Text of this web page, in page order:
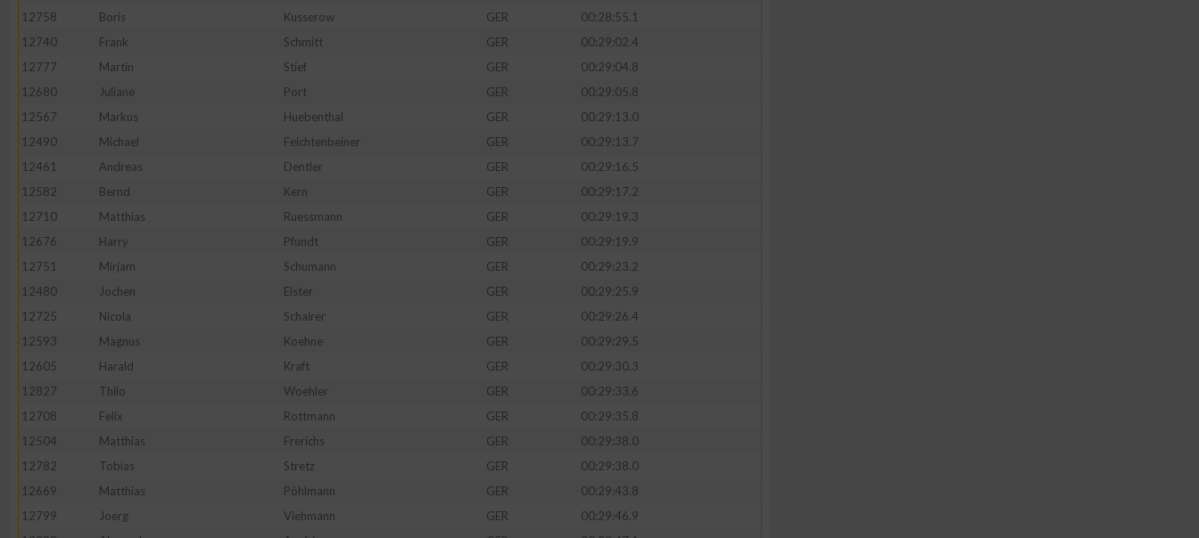
12758
Boris Kusserow GER
00:28:55.1
12740
Frank Schmitt GER
00:29:02.4
12777
Martin Stief GER
00:29:04.8
12680
Juliane Port GER
00:29:05.8
12567
Markus Huebenthal GER
00:29:13.0
12490
Michael Feichtenbeiner GER
00:29:13.7
12461
Andreas Dentler GER
00:29:16.5
12582
Bernd Kern GER
00:29:17.2
12710
Matthias Ruessmann GER
00:29:19.3
12676
Harry Pfundt GER
00:29:19.9
12751
Mirjam Schumann GER
00:29:23.2
12480
Jochen Elster GER
00:29:25.9
12725
Nicola Schairer GER
00:29:26.4
12593
Magnus Koehne GER
00:29:29.5
12605
Harald Kraft GER
00:29:30.3
12827
Thilo Woehler GER
00:29:33.6
12708
Felix Rottmann GER
00:29:35.8
12504
Matthias Frerichs GER
00:29:38.0
12782
Tobias Stretz GER
00:29:38.0
12669
Matthias Pöhlmann GER
00:29:43.8
12799
Joerg Viehmann GER
00:29:46.9
Entwicklung und Verbesserung der Angebote
IAB-Besonderheiten:
Geräte anhand von aktiv angeforderten Informationen identifizieren
Nicht-IAB-Verarbeitungszwecke:
Notwendig
Performance
Funktional